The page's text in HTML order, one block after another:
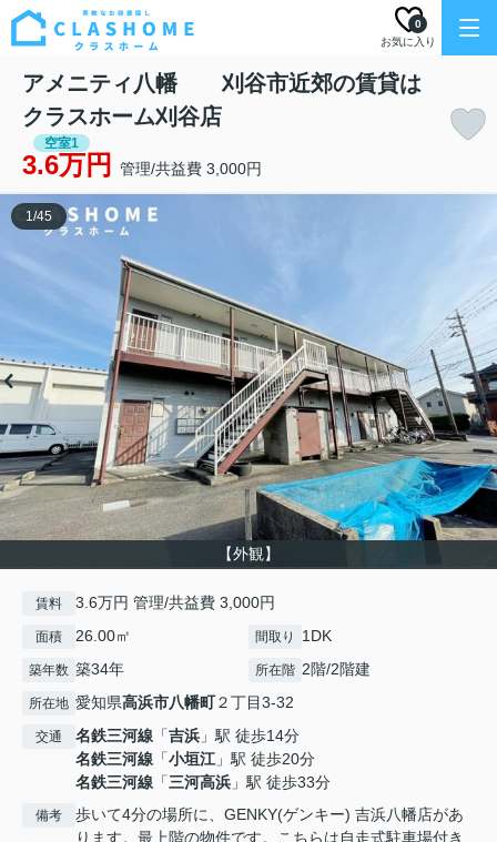
お気に入り
0
アメニティ八幡 刈谷市近郊の賃貸は
クラスホーム刈谷店
空室1
3.6万円 管理/共益費 3,000円
【外観】
1/45
賃料 3.6万円 管理/共益費 3,000円
面積 26.00㎡ 間取り 1DK
築年数 築34年 所在階 2階/2階建
所在地 愛知県高浜市八幡町２丁目3-32
交通 名鉄三河線 「吉浜 」駅 徒歩14分
名鉄三河線 「小垣江」駅 徒歩20分
名鉄三河線 「三河高浜 」駅 徒歩33分
備考
歩いて4分の場所に、GENKY(ゲンキー) 吉浜八幡店があ
ります。最上階の物件です。こちらは自走式駐車場付き